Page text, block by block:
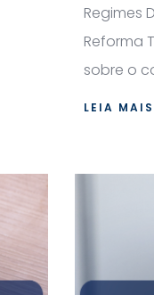
Regimes
Reforma
sobre o
LEIA MAIS